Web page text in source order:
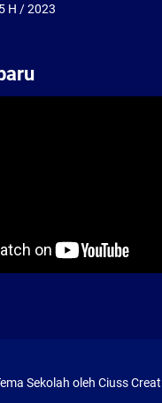
H / 2023
Sekolah oleh Ciuss